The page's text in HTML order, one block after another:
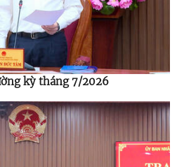
kỳ tháng 7/2026